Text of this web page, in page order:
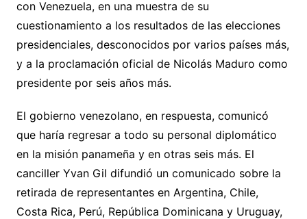
con Venezuela, en una muestra de su
cuestionamiento a los resultados de las elecciones
presidenciales, desconocidos por varios países más,
y a la proclamación oficial de Nicolás Maduro como
presidente por seis años más.
El gobierno venezolano, en respuesta, comunicó
que haría regresar a todo su personal diplomático
en la misión panameña y en otras seis más. El
canciller Yvan Gil difundió un comunicado sobre la
retirada de representantes en Argentina, Chile,
Costa Rica, Perú, República Dominicana y Uruguay,